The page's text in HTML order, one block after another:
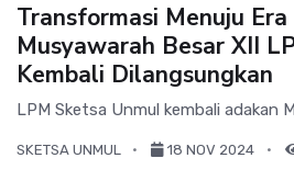
Transformasi Menuju Era
Musyawarah Besar XII
Kembali Dilangsungkan
LPM Sketsa Unmul kembali adakan
SKETSA UNMUL 18 NOV 2024